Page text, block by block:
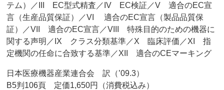
テム）／III EC型式精査／IV EC検証／V 適合のEC宣
言（生産品質保証）／VI 適合のEC宣言（製品品質保
証）／VII 適合のEC宣言／VIII 特殊目的のための機器に
関する声明／IX クラス分類基準／X 臨床評価／XI 指
定機関の任命に合致する基準／XII 適合のCEマーキング
日本医療機器産業連合会 訳（’09.3）
B5判106頁 定価1,650円（消費税込み）